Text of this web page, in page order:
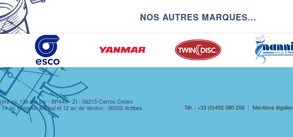
NOS AUTRES MARQUES...
av. 13e rue bis - BP440 - ZI - 06215 Carros Cedex
14 av. Frédéric Mistral et 12 av. de Verdun - 06000 Antibes Tél. : +33 (0)492 080 206 Mentions légales